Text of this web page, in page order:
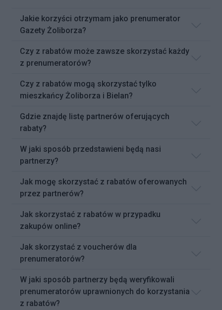
Jakie korzyści otrzymam jako prenumerator
Gazety Żoliborza?
Czy z rabatów może zawsze skorzystać każdy
z prenumeratorów?
Czy z rabatów mogą skorzystać tylko
mieszkańcy Żoliborza i Bielan?
Gdzie znajdę listę partnerów oferujących
rabaty?
W jaki sposób przedstawieni będą nasi
partnerzy?
Jak mogę skorzystać z rabatów oferowanych
przez partnerów?
Jak skorzystać z rabatów w przypadku
zakupów online?
Jak skorzystać z voucherów dla
prenumeratorów?
W jaki sposób partnerzy będą weryfikowali
prenumeratorów uprawnionych do korzystania
z rabatów?